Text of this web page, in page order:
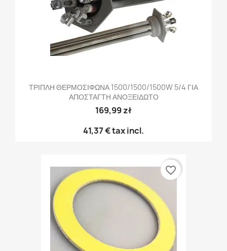
ΤΡΙΠΛΗ ΘΕΡΜΟΣΙΦΩΝΑ 1500/1500/1500W 5/4 ΓΙΑ
ΑΠΟΣΤΑΓΤΗ ΑΝΟΞΕΙΔΩΤΟ
169,99 zł
41,37 €tax incl.
favorite_border